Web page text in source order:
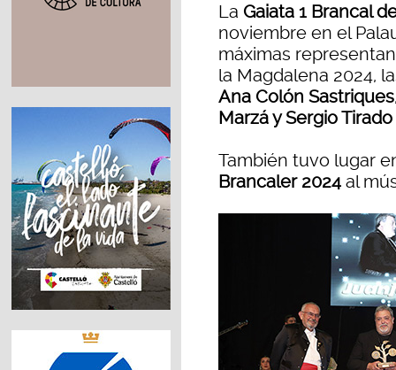
La Gaiata 1 Brancal
noviembre en el
máximas
la Magdalena 2024,
Ana Colón Sastriques
Marzá y Sergio
También tuvo lugar
Brancaler 2024 al